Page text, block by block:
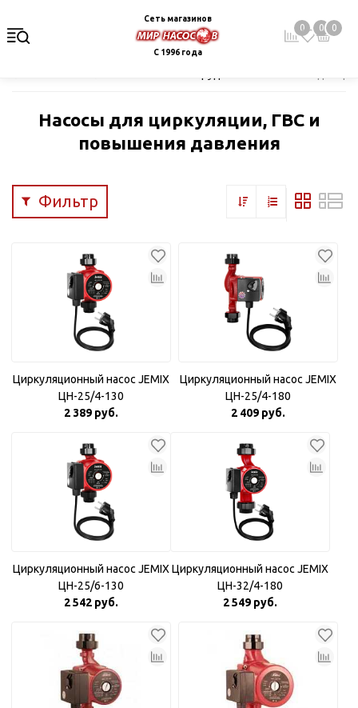
Сеть магазинов
С 1996 года
0 0 0
Насосы для циркуляции, ГВС и
повышения давления
Фильтр
Циркуляционный насос JEMIX
ЦН-25/4-130
2 389 руб.
Циркуляционный насос JEMIX
ЦН-25/4-180
2 409 руб.
Циркуляционный насос JEMIX
ЦН-25/6-130
2 542 руб.
Циркуляционный насос JEMIX
ЦН-32/4-180
2 549 руб.